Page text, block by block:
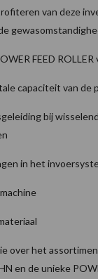
van deze
FEED ROLLER
capaciteit van de
bij
in het
over het
en de unieke